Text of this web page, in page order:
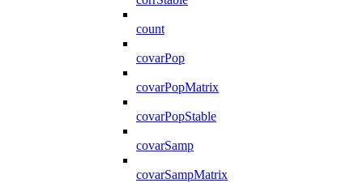
count
covarPop
covarPopMatrix
covarPopStable
covarSamp
covarSampMatrix